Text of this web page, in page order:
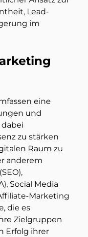
Lead-
im
eine
und
zu stärken
Raum zu
anderem
Social Media
Marketing
die es
Zielgruppen
Erfolg ihrer